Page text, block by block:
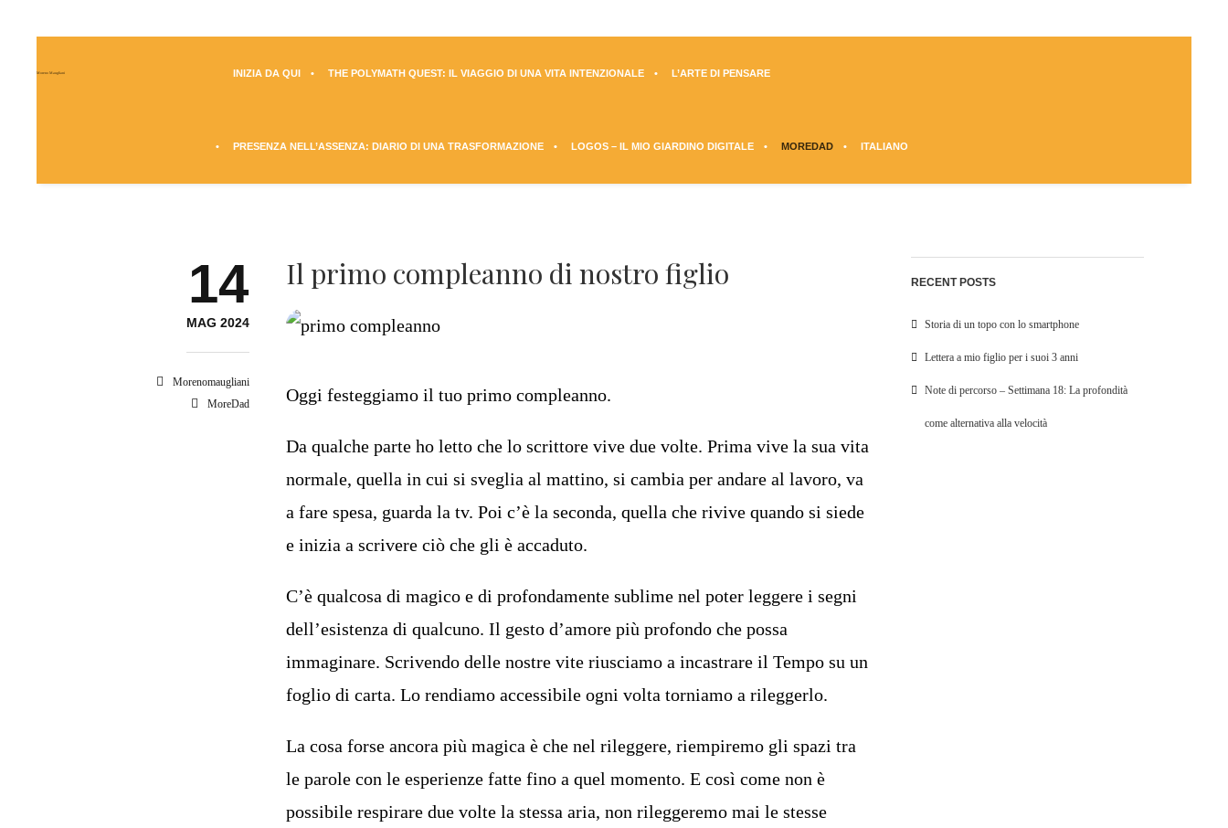
Moreno Maugliani INIZIA DA QUI THE POLYMATH QUEST: IL VIAGGIO DI UNA VITA INTENZIONALE L’ARTE DI PENSARE
PRESENZA NELL’ASSENZA: DIARIO DI UNA TRASFORMAZIONE LOGOS – IL MIO GIARDINO DIGITALE MOREDAD ITALIANO
14
MAG 2024
Morenomaugliani
MoreDad
Il primo compleanno di nostro figlio
Oggi festeggiamo il tuo primo compleanno.
Da qualche parte ho letto che lo scrittore vive due volte. Prima vive la sua vita
normale, quella in cui si sveglia al mattino, si cambia per andare al lavoro, va
a fare spesa, guarda la tv. Poi c’è la seconda, quella che rivive quando si siede
e inizia a scrivere ciò che gli è accaduto.
C’è qualcosa di magico e di profondamente sublime nel poter leggere i segni
dell’esistenza di qualcuno. Il gesto d’amore più profondo che possa
immaginare. Scrivendo delle nostre vite riusciamo a incastrare il Tempo su un
foglio di carta. Lo rendiamo accessibile ogni volta torniamo a rileggerlo.
La cosa forse ancora più magica è che nel rileggere, riempiremo gli spazi tra
le parole con le esperienze fatte fino a quel momento. E così come non è
possibile respirare due volte la stessa aria, non rileggeremo mai le stesse
RECENT POSTS
Storia di un topo con lo smartphone
Lettera a mio figlio per i suoi 3 anni
Note di percorso – Settimana 18: La profondità
come alternativa alla velocità